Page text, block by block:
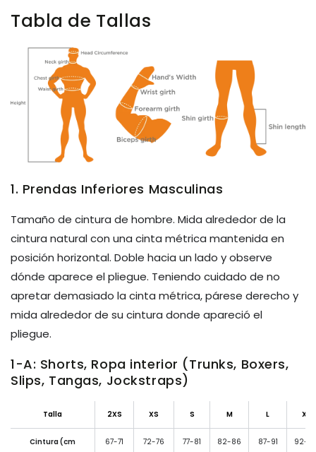
Tabla de Tallas
1. Prendas Inferiores Masculinas
Tamaño de cintura de hombre. Mida alrededor de la
cintura natural con una cinta métrica mantenida en
posición horizontal. Doble hacia un lado y observe
dónde aparece el pliegue. Teniendo cuidado de no
apretar demasiado la cinta métrica, párese derecho y
mida alrededor de su cintura donde apareció el
pliegue.
1-A: Shorts, Ropa interior (Trunks, Boxers,
Slips, Tangas, Jockstraps)
Talla 2XS XS S M L XL
Cintura (cm 67-71 72-76 77-81 82-86 87-91 92-